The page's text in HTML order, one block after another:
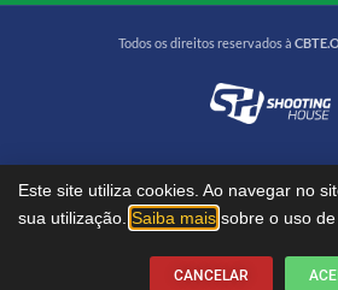
Todos os direitos reservados à
Este site utiliza cookies. Ao navegar no
sua utilização. Saiba mais sobre o uso de
CANCELAR